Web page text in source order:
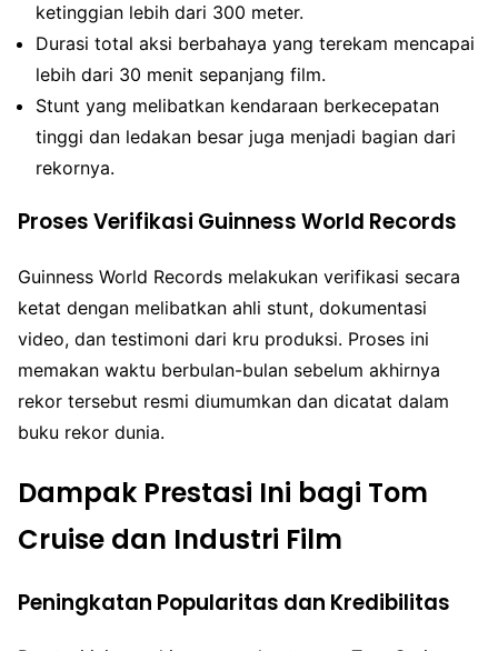
ketinggian lebih dari 300 meter.
Durasi total aksi berbahaya yang terekam mencapai
lebih dari 30 menit sepanjang film.
Stunt yang melibatkan kendaraan berkecepatan
tinggi dan ledakan besar juga menjadi bagian dari
rekornya.
Proses Verifikasi Guinness World Records
Guinness World Records melakukan verifikasi secara
ketat dengan melibatkan ahli stunt, dokumentasi
video, dan testimoni dari kru produksi. Proses ini
memakan waktu berbulan-bulan sebelum akhirnya
rekor tersebut resmi diumumkan dan dicatat dalam
buku rekor dunia.
Dampak Prestasi Ini bagi Tom
Cruise dan Industri Film
Peningkatan Popularitas dan Kredibilitas